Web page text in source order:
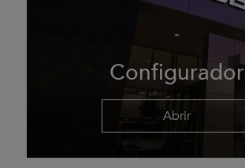
Configurador
Abrir